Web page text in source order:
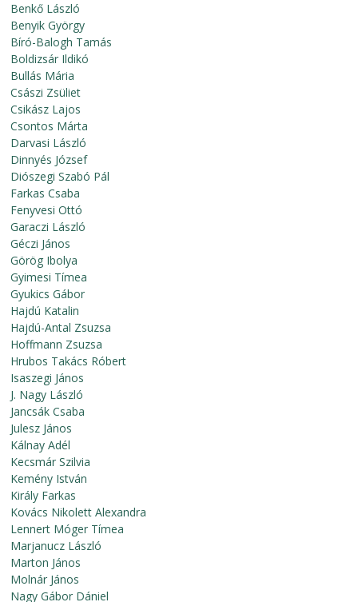
Benkő László
Benyik György
Bíró-Balogh Tamás
Boldizsár Ildikó
Bullás Mária
Császi Zsüliet
Csikász Lajos
Csontos Márta
Darvasi László
Dinnyés József
Diószegi Szabó Pál
Farkas Csaba
Fenyvesi Ottó
Garaczi László
Géczi János
Görög Ibolya
Gyimesi Tímea
Gyukics Gábor
Hajdú Katalin
Hajdú-Antal Zsuzsa
Hoffmann Zsuzsa
Hrubos Takács Róbert
Isaszegi János
J. Nagy László
Jancsák Csaba
Julesz János
Kálnay Adél
Kecsmár Szilvia
Kemény István
Király Farkas
Kovács Nikolett Alexandra
Lennert Móger Tímea
Marjanucz László
Marton János
Molnár János
Nagy Gábor Dániel